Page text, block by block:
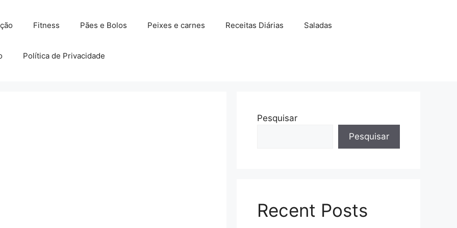
Fitness Pães e Bolos Peixes e carnes Receitas Diárias Saladas
Política de Privacidade
Pesquisar
Pesquisar
Recent Posts